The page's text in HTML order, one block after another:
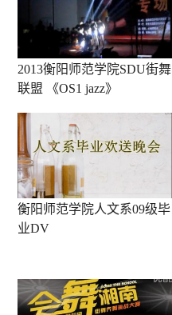
2013衡阳师范学院SDU街舞
联盟 《OS1 jazz》
衡阳师范学院人文系09级毕
业DV